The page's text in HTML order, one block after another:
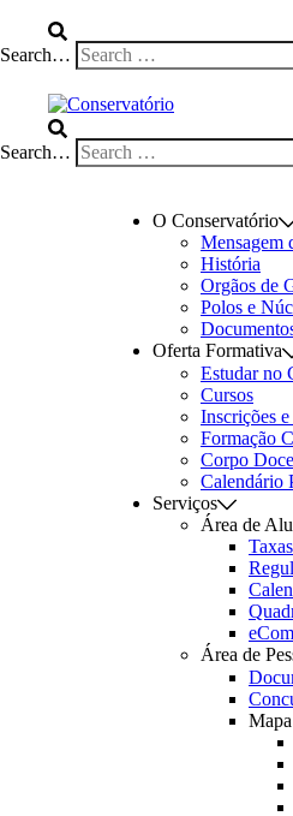
Search…
Search…
O Conservatório
Mensagem
História
Orgãos de
Polos e
Oferta Formativa
Estudar no
Cursos
Inscrições
Formação
Corpo
Calendário
Serviços
Área de
Área de